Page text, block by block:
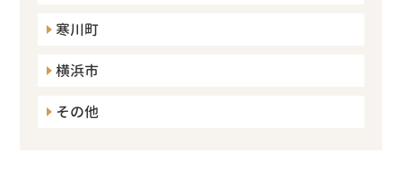
寒川町
横浜市
その他